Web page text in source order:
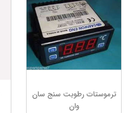
ترموستات رطوبت سنج سان
وان